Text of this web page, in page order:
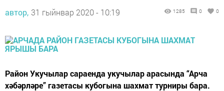
автор, 31 гыйнвар 2020 - 10:19 1285 0 0
Район Укучылар сараенда укучылар арасында “Арча
хәбәрләре” газетасы кубогына шахмат турниры бара.